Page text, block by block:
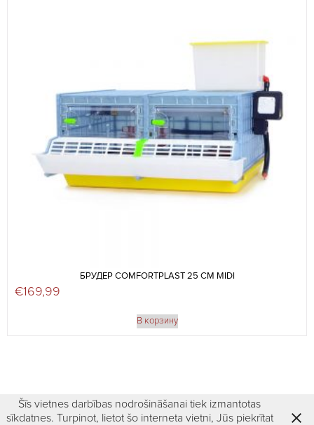
БРУДЕР COMFORTPLAST 25 СМ MIDI
€169,99
В корзину
Šīs vietnes darbības nodrošināšanai tiek izmantotas
sīkdatnes. Turpinot, lietot šo interneta vietni, Jūs piekrītat